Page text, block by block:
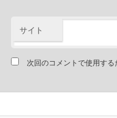
サイト
次回のコメントで使用す